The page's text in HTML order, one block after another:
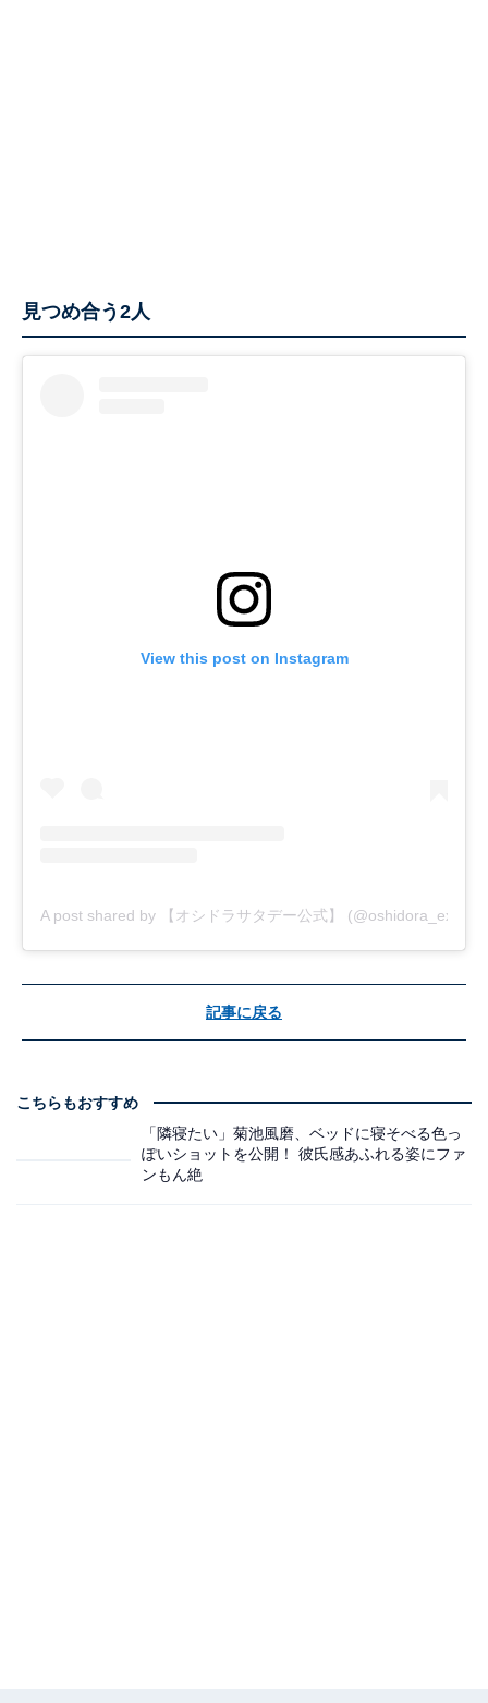
見つめ合う2人
View this post on Instagram
A post shared by 【オシドラサタデー公式】 (@oshidora_ex)
記事に戻る
こちらもおすすめ
「隣寝たい」菊池風磨、ベッドに寝そべる色っ
ぽいショットを公開！ 彼氏感あふれる姿にファ
ンもん絶